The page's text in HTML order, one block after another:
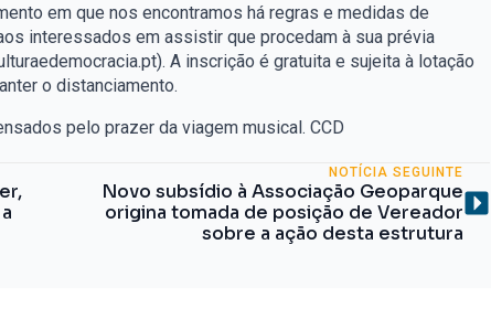
em que nos encontramos há regras e medidas de
interessados em assistir que procedam à sua prévia
A inscrição é gratuita e sujeita à lotação
o distanciamento.
pelo prazer da viagem musical. CCD
NOTÍCIA SEGUINTE
Novo subsídio à Associação Geoparque
origina tomada de posição de Vereador
sobre a ação desta estrutura